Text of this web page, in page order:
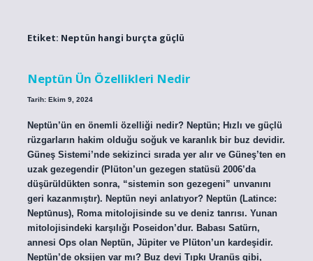
Etiket: Neptün hangi burçta güçlü
Neptün Ün Özellikleri Nedir
Tarih: Ekim 9, 2024
Neptün’ün en önemli özelliği nedir? Neptün; Hızlı ve güçlü
rüzgarların hakim olduğu soğuk ve karanlık bir buz devidir.
Güneş Sistemi’nde sekizinci sırada yer alır ve Güneş’ten en
uzak gezegendir (Plüton’un gezegen statüsü 2006’da
düşürüldükten sonra, “sistemin son gezegeni” unvanını
geri kazanmıştır). Neptün neyi anlatıyor? Neptün (Latince:
Neptūnus), Roma mitolojisinde su ve deniz tanrısı. Yunan
mitolojisindeki karşılığı Poseidon’dur. Babası Satürn,
annesi Ops olan Neptün, Jüpiter ve Plüton’un kardeşidir.
Neptün’de oksijen var mı? Buz devi Tıpkı Uranüs gibi,